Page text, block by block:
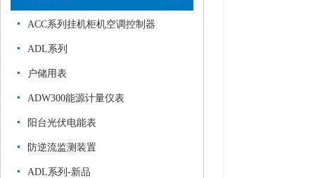
ACC系列挂机柜机空调控制器
ADL系列
户储用表
ADW300能源计量仪表
阳台光伏电能表
防逆流监测装置
ADL系列-新品